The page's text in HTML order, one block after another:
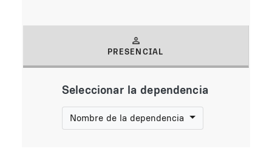
PRESENCIAL
Seleccionar la dependencia
Nombre de la dependencia